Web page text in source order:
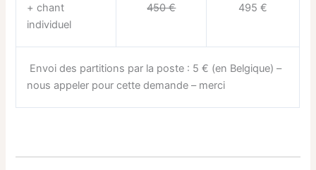
+ chant
individuel
450 € 495 €
Envoi des partitions par la poste : 5 € (en Belgique) –
nous appeler pour cette demande – merci